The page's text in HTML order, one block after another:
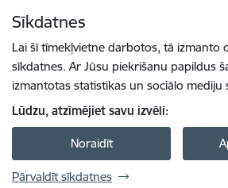
Sīkdatnes
Lai šī tīmekļvietne darbotos, tā izmanto
sīkdatnes. Ar Jūsu piekrišanu papildus
izmantotas statistikas un sociālo mediju
Lūdzu, atzīmējiet savu izvēli:
Noraidīt
Pārvaldīt sīkdatnes